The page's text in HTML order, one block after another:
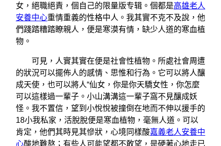
女，絕職絕責，個自己的限量版专辑。個都是高雄老人
安養中心重情重義的性格中人。我其實不克不及說，他
們踐踏糟踏瞭親人，便是寒漠有情，缺少人道的寒血植
物。
可見，人實其實在便是社會性植物。所處社會周遭
的狀況可以擺佈人的感情、思惟和行為。它可以將人釀
成天使，也可以將人“仙女，你是你天驕女性，你怎麼
可以這樣過一輩子。小山溝溝這一輩子窩不見釀成妖
怪。我不置信，望到小悅悅被撞倒在地而不伸以援手的
18小我私家，活脫脫便是寒血植物，毫無人道。可以
肯定，他們其時見其慘狀，心境同樣酸嘉義老人安養中
心酸地難熬；有些人可能望都不敢望，是硬著心地走已